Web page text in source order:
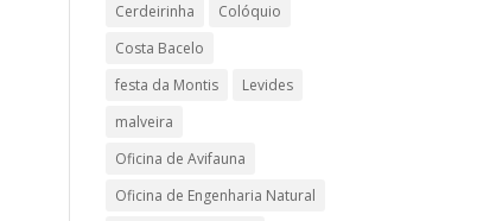
Cerdeirinha
Colóquio
Costa Bacelo
festa da Montis
Levides
malveira
Oficina de Avifauna
Oficina de Engenharia Natural